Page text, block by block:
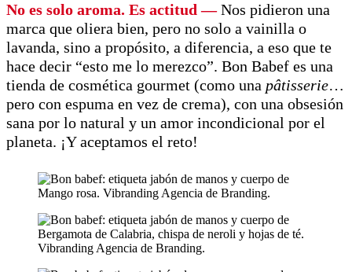
No es solo aroma. Es actitud — Nos pidieron una
marca que oliera bien, pero no solo a vainilla o
lavanda, sino a propósito, a diferencia, a eso que te
hace decir “esto me lo merezco”. Bon Babef es una
tienda de cosmética gourmet (como una pâtisserie…
pero con espuma en vez de crema), con una obsesión
sana por lo natural y un amor incondicional por el
planeta. ¡Y aceptamos el reto!